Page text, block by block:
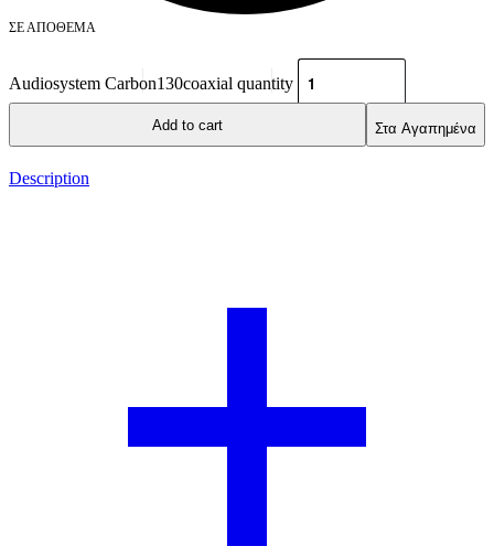
ΣΕ ΑΠΌΘΕΜΑ
Audiosystem Carbon130coaxial quantity
Add to cart Στα Αγαπημένα
Description